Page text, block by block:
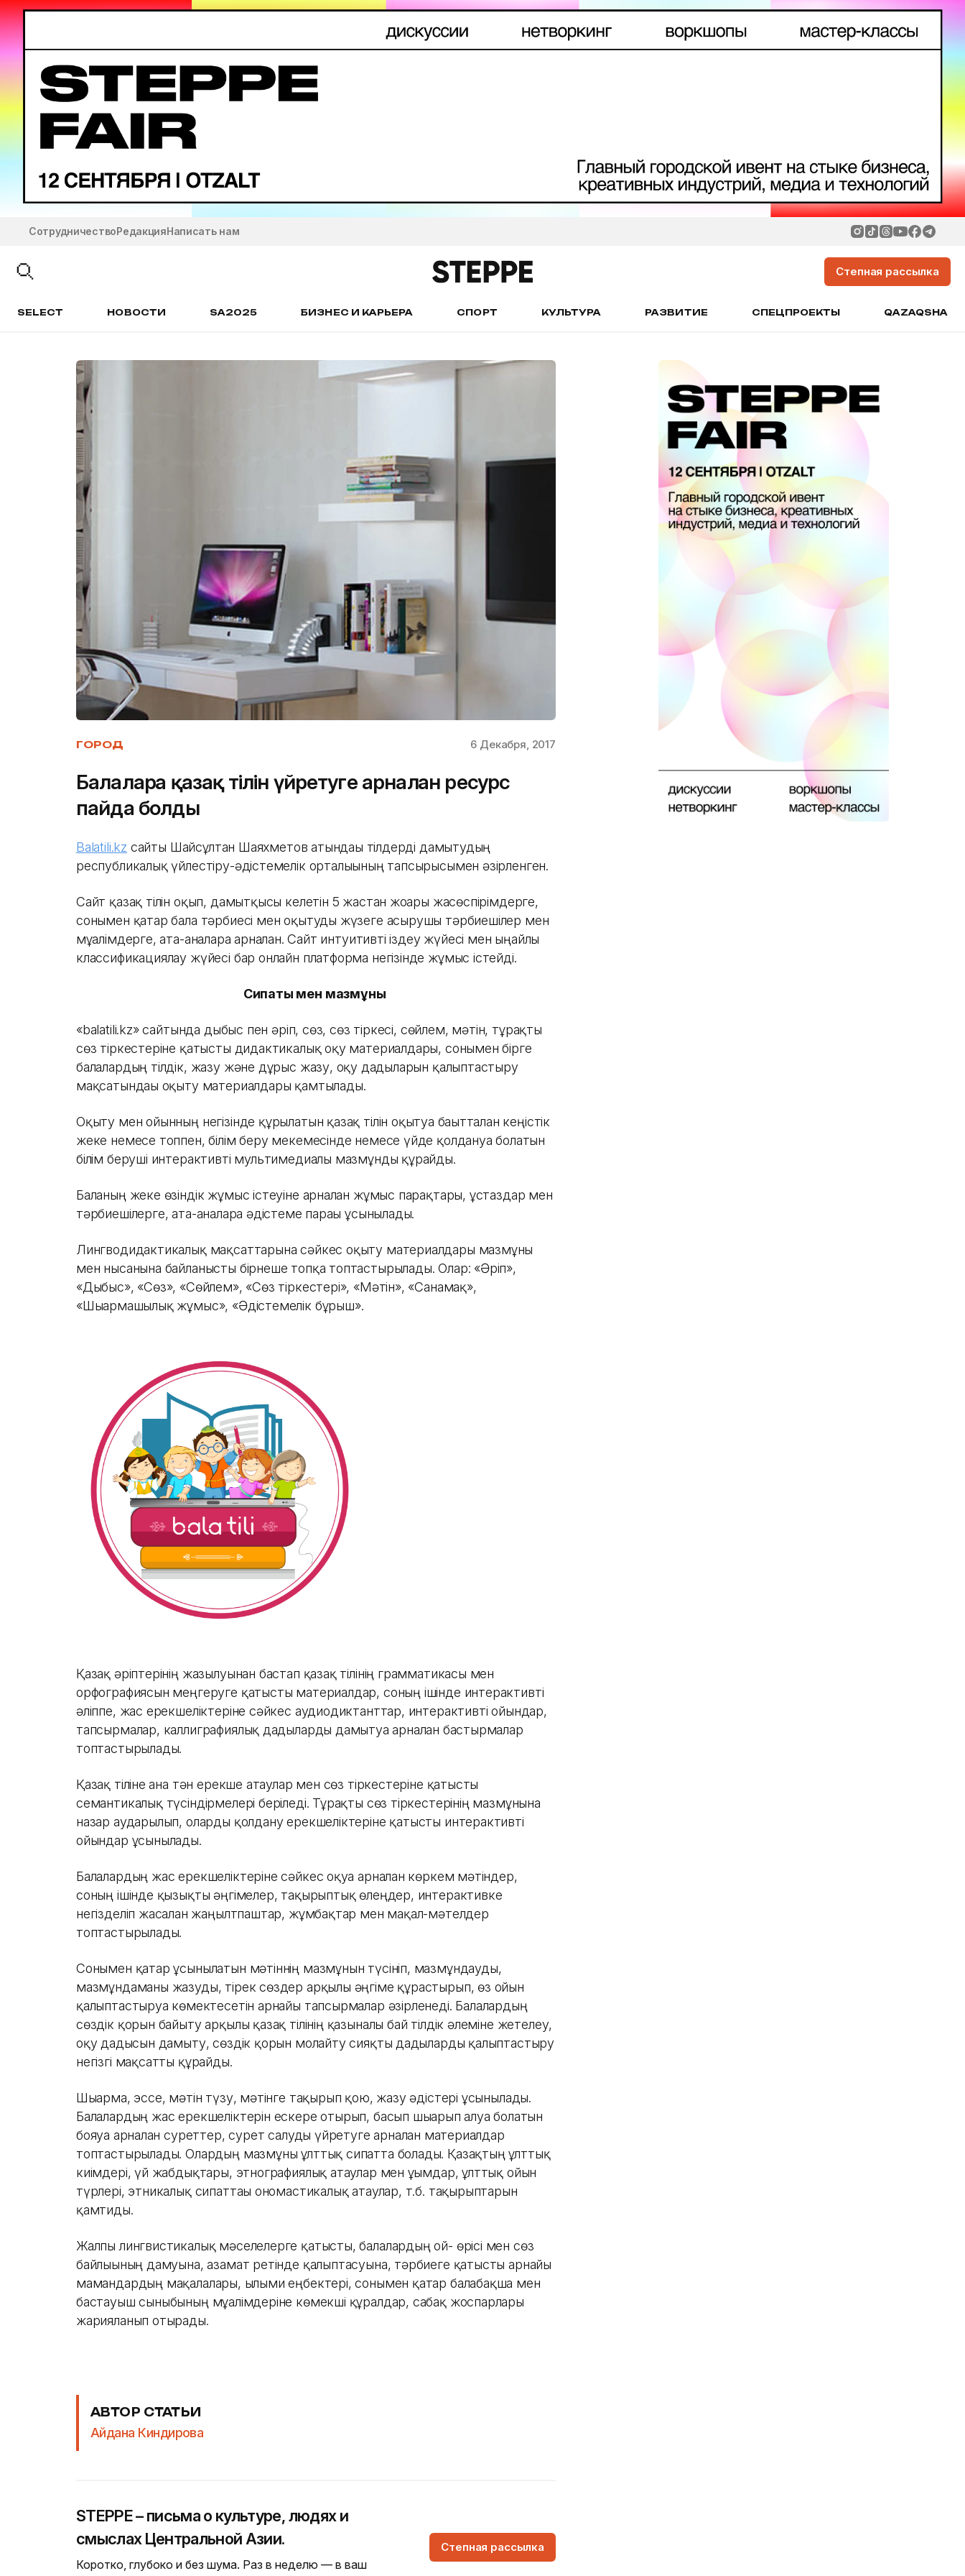
СотрудничествоРедакцияНаписать нам
Степная рассылка
SELECT НОВОСТИ SA2025 БИЗНЕС И КАРЬЕРА СПОРТ КУЛЬТУРА РАЗВИТИЕ СПЕЦПРОЕКТЫ QAZAQSHA
ГОРОД 6 Декабря, 2017
Балаларға қазақ тілін үйретуге арналған ресурс
пайда болды
Balatili.kz сайты Шайсұлтан Шаяхметов атындағы тілдерді дамытудың
республикалық үйлестіру-әдістемелік орталығының тапсырысымен әзірленген.
Сайт қазақ тілін оқып, дамытқысы келетін 5 жастан жоғары жасөспірімдерге,
сонымен қатар бала тәрбиесі мен оқытуды жүзеге асырушы тәрбиешілер мен
мұғалімдерге, ата-аналарға арналған. Сайт интуитивті іздеу жүйесі мен ыңғайлы
классификациялау жүйесі бар онлайн платформа негізінде жұмыс істейді.
Сипаты мен мазмұны
«balatili.kz» сайтында дыбыс пен әріп, сөз, сөз тіркесі, сөйлем, мәтін, тұрақты
сөз тіркестеріне қатысты дидактикалық оқу материалдары, сонымен бірге
балалардың тілдік, жазу және дұрыс жазу, оқу дағдыларын қалыптастыру
мақсатындағы оқыту материалдары қамтылады.
Оқыту мен ойынның негізінде құрылатын қазақ тілін оқытуға бағытталған кеңістік
жеке немесе топпен, білім беру мекемесінде немесе үйде қолдануға болатын
білім беруші интерактивті мультимедиалы мазмұнды құрайды.
Баланың жеке өзіндік жұмыс істеуіне арналған жұмыс парақтары, ұcтаздар мен
тәрбиешілерге, ата-аналарға әдістеме парағы ұсынылады.
Лингводидактикалық мақсаттарына сәйкес оқыту материалдары мазмұны
мен нысанына байланысты бірнеше топқа топтастырылады. Олар: «Әріп»,
«Дыбыс», «Сөз», «Сөйлем», «Сөз тіркестері», «Мәтін», «Санамақ»,
«Шығармашылық жұмыс», «Әдістемелік бұрыш».
Қазақ әріптерінің жазылуынан бастап қазақ тілінің грамматикасы мен
орфографиясын меңгеруге қатысты материалдар, соның ішінде интерактивті
әліппе, жас ерекшеліктеріне сәйкес аудиодиктанттар, интерактивті ойындар,
тапсырмалар, каллиграфиялық дағдыларды дамытуға арналған бастырмалар
топтастырылады.
Қазақ тіліне ғана тән ерекше атаулар мен сөз тіркестеріне қатысты
семантикалық түсіндірмелері беріледі. Тұрақты сөз тіркестерінің мазмұнына
назар аударылып, оларды қолдану ерекшеліктеріне қатысты интерактивті
ойындар ұсынылады.
Балалардың жас ерекшеліктеріне сәйкес оқуға арналған көркем мәтіндер,
соның ішінде қызықты әңгімелер, тақырыптық өлеңдер, интерактивке
негізделіп жасалған жаңылтпаштар, жұмбақтар мен мақал-мәтелдер
топтастырылады.
Сонымен қатар ұсынылатын мәтіннің мазмұнын түсініп, мазмұндауды,
мазмұндаманы жазуды, тірек сөздер арқылы әңгіме құрастырып, өз ойын
қалыптастыруға көмектесетін арнайы тапсырмалар әзірленеді. Балалардың
сөздік қорын байыту арқылы қазақ тілінің қазыналы бай тілдік әлеміне жетелеу,
оқу дағдысын дамыту, сөздік қорын молайту сияқты дағдыларды қалыптастыру
негізгі мақсатты құрайды.
Шығарма, эссе, мәтін түзу, мәтінге тақырып қою, жазу әдістері ұсынылады.
Балалардың жас ерекшеліктерін ескере отырып, басып шығарып алуға болатын
бояуға арналған суреттер, сурет салуды үйретуге арналған материалдар
топтастырылады. Олардың мазмұны ұлттық сипатта болады. Қазақтың ұлттық
киімдері, үй жабдықтары, этнографиялық атаулар мен ұғымдар, ұлттық ойын
түрлері, этникалық сипаттағы ономастикалық атаулар, т.б. тақырыптарын
қамтиды.
Жалпы лингвистикалық мәселелерге қатысты, балалардың ой- өрісі мен сөз
байлығының дамуына, азамат ретінде қалыптасуына, тәрбиеге қатысты арнайы
мамандардың мақалалары, ғылыми еңбектері, сонымен қатар балабақша мен
бастауыш сыныбының мұғалімдеріне көмекші құралдар, сабақ жоспарлары
жарияланып отырады.
АВТОР СТАТЬИ
Айдана Киндирова
STEPPE – письма о культуре, людях и
смыслах Центральной Азии.
Коротко, глубоко и без шума. Раз в неделю — в ваш
Степная рассылка